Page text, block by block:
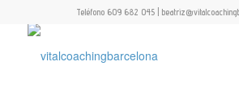
Teléfono 609 682 045 |